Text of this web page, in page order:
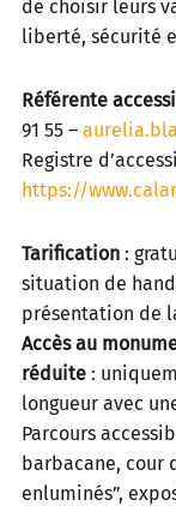
de choisir leurs
liberté, sécurité
Référente
91 55 –
Registre
https://
Tarification :
situation de
présentation de
Accès au
réduite :
longueur avec
Parcours
barbacane, cour
enluminés”,